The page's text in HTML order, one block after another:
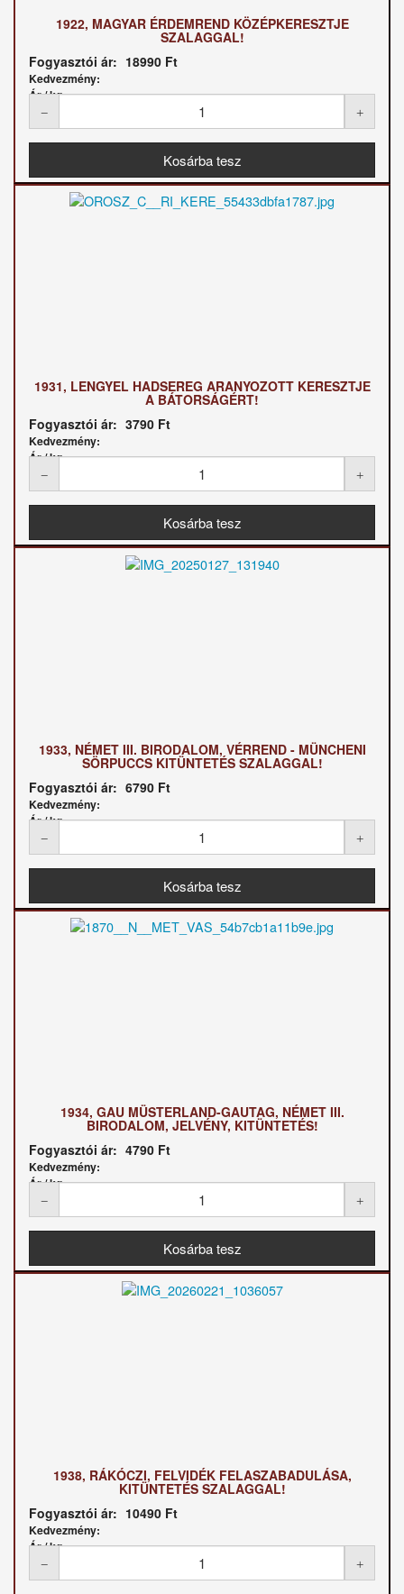
1922, MAGYAR ÉRDEMREND KÖZÉPKERESZTJE
SZALAGGAL!
Fogyasztói ár: 18990 Ft
Kedvezmény:
Ár / kg:
1931, LENGYEL HADSEREG ARANYOZOTT KERESZTJE
A BÁTORSÁGÉRT!
Fogyasztói ár: 3790 Ft
Kedvezmény:
Ár / kg:
1933, NÉMET III. BIRODALOM, VÉRREND - MÜNCHENI
SÖRPUCCS KITÜNTETÉS SZALAGGAL!
Fogyasztói ár: 6790 Ft
Kedvezmény:
Ár / kg:
1934, GAU MÜSTERLAND-GAUTAG, NÉMET III.
BIRODALOM, JELVÉNY, KITÜNTETÉS!
Fogyasztói ár: 4790 Ft
Kedvezmény:
Ár / kg:
1938, RÁKÓCZI, FELVIDÉK FELASZABADULÁSA,
KITÜNTETÉS SZALAGGAL!
Fogyasztói ár: 10490 Ft
Kedvezmény:
Ár / kg: